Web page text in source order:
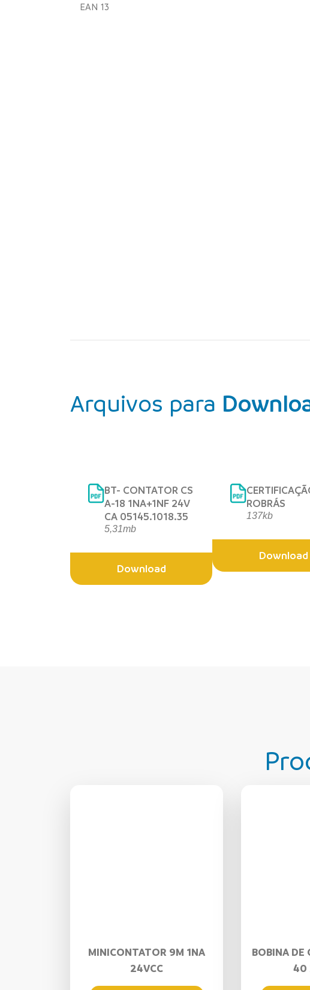
EAN 13
Arquivos para
BT- CONTATOR CS
A-18 1NA+1NF 24V
CA 05145.1018.35
5,31mb
Download
ROBRÁS
137kb
Download
MINICONTATOR 9M 1NA
24VCC
BOBINA DE
40